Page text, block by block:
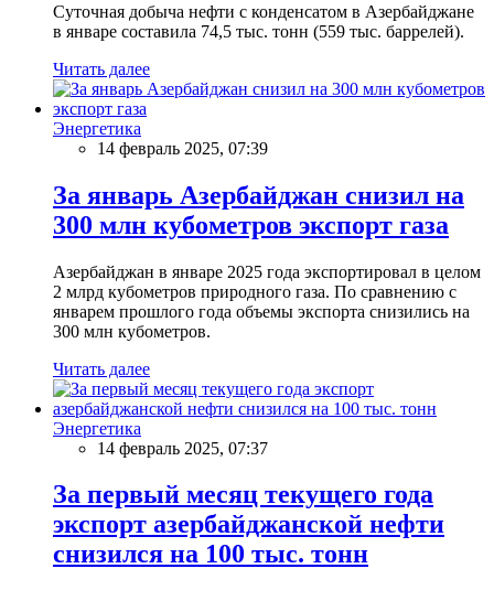
Суточная добыча нефти с конденсатом в Азербайджане
в январе составила 74,5 тыс. тонн (559 тыс. баррелей).
Читать далее
Энергетика
14 февраль 2025, 07:39
За январь Азербайджан снизил на
300 млн кубометров экспорт газа
Азербайджан в январе 2025 года экспортировал в целом
2 млрд кубометров природного газа. По сравнению с
январем прошлого года объемы экспорта снизились на
300 млн кубометров.
Читать далее
Энергетика
14 февраль 2025, 07:37
За первый месяц текущего года
экспорт азербайджанской нефти
снизился на 100 тыс. тонн